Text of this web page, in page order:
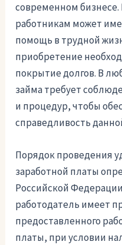
современном
работникам может
помощь в трудной
приобретение
покрытие долгов. В
займа требует
и процедур, чтобы
справедливость
Порядок проведения
заработной платы
Российской
работодатель имеет
предоставленного
платы, при условии